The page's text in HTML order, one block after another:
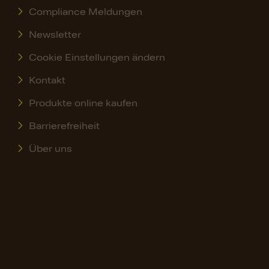
Compliance Meldungen
Newsletter
Cookie Einstellungen ändern
Kontakt
Produkte online kaufen
Barrierefreiheit
Über uns